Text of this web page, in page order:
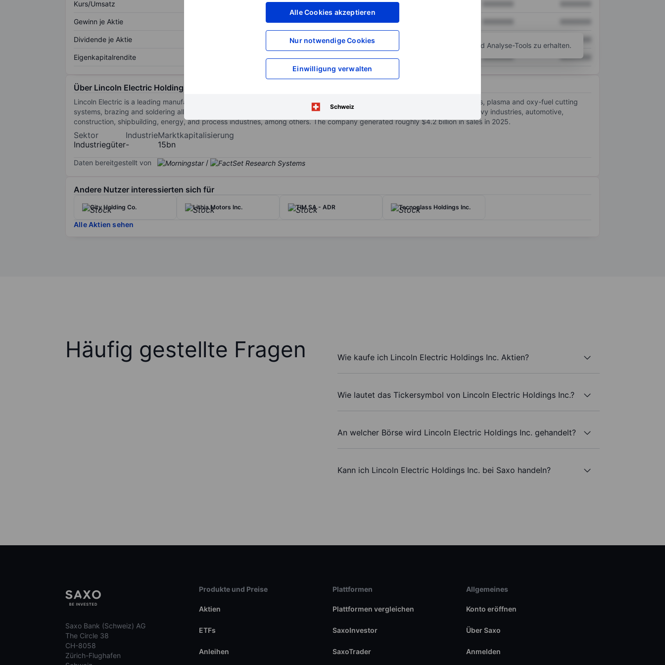
Alle Cookies akzeptieren
Nur notwendige Cookies
Einwilligung verwalten
Schweiz
Kurs/Umsatz XXXXXXX
Gewinn je Aktie XXXXXXX
Dividende je Aktie XXXXXXX
Eigenkapitalrendite XXXXXXX XXXXXXX XXXXXXX
Konto eröffnenum Zugriff auf mehr Diagramm- und Analyse-Tools zu erhalten.
Über Lincoln Electric Holdings Inc.
Lincoln Electric is a leading manufacturer of welding, cutting, and brazing products. Its portfolio includes arc-welding solutions, plasma and oxy-fuel cutting
systems, brazing and soldering alloys, and automation solutions. Lincoln Electric serves clients across general fabrication, heavy industries, automotive,
construction, shipbuilding, energy, and process industries, among others. The company generated roughly $4.2 billion in sales in 2025.
Sektor
Industriegüter
Industrie
-
Marktkapitalisierung
15bn
Daten bereitgestellt von /
Andere Nutzer interessierten sich für
City Holding Co. Lithia Motors Inc. TIM SA - ADR Tecnoglass Holdings Inc.
Alle Aktien sehen
Häufig gestellte Fragen Wie kaufe ich Lincoln Electric Holdings Inc. Aktien?
Wie lautet das Tickersymbol von Lincoln Electric Holdings Inc.?
An welcher Börse wird Lincoln Electric Holdings Inc. gehandelt?
Kann ich Lincoln Electric Holdings Inc. bei Saxo handeln?
Saxo Bank (Schweiz) AG
The Circle 38
CH-8058
Zürich-Flughafen
Produkte und Preise
Aktien
ETFs
Anleihen
Plattformen
Plattformen vergleichen
SaxoInvestor
SaxoTrader
Allgemeines
Konto eröffnen
Über Saxo
Anmelden